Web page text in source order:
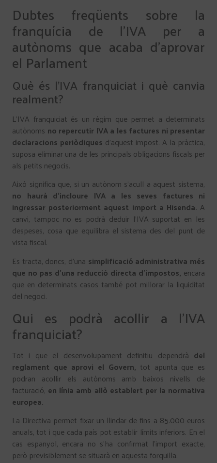
Dubtes freqüents sobre la
franquícia de l’IVA per a
autònoms que acaba d’aprovar
el Parlament
Què és l’IVA franquiciat i què canvia
realment?
L’IVA franquiciat és un règim que permet a determinats
autònoms no repercutir IVA a les factures ni presentar
declaracions periòdiques d’aquest impost. A la pràctica,
suposa eliminar una de les principals obligacions fiscals per
als petits negocis.
Això significa que, si un autònom s’acull a aquest sistema,
no haurà d’incloure IVA a les seves factures ni
ingressar posteriorment aquest import a Hisenda. A
canvi, tampoc no es podrà deduir l’IVA suportat en les
despeses, cosa que equilibra el sistema des del punt de
vista fiscal.
Es tracta, doncs, d’una simplificació administrativa més
que no pas d’una reducció directa d’impostos, encara
que en determinats casos també pot millorar la liquiditat
del negoci.
Qui es podrà acollir a l’IVA
franquiciat?
Tot i que el desenvolupament definitiu dependrà del
reglament que aprovi el Govern, tot apunta que es
podran acollir els autònoms amb baixos nivells de
facturació, en línia amb allò establert per la normativa
europea.
La Directiva permet fixar un llindar de fins a 85.000 euros
anuals, tot i que cada país pot establir límits inferiors. En el
cas espanyol, encara no s’ha confirmat l’import exacte,
però previsiblement se situarà en aquesta forquilla.